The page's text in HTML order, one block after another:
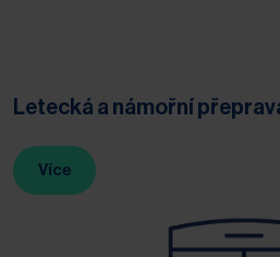
Letecká a námořní
Více